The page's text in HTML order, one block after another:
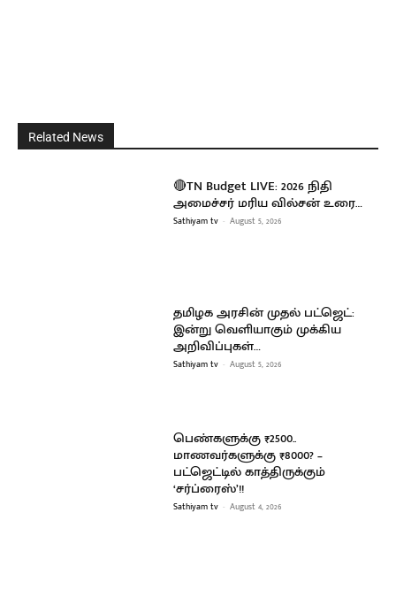
Related News
🔴TN Budget LIVE: 2026 நிதி
அமைச்சர் மரிய வில்சன் உரை…
Sathiyam tv - August 5, 2026
தமிழக அரசின் முதல் பட்ஜெட்:
இன்று வெளியாகும் முக்கிய
அறிவிப்புகள்…
Sathiyam tv - August 5, 2026
பெண்களுக்கு ₹2500..
மாணவர்களுக்கு ₹8000? –
பட்ஜெட்டில் காத்திருக்கும்
‘சர்ப்ரைஸ்’!!
Sathiyam tv - August 4, 2026